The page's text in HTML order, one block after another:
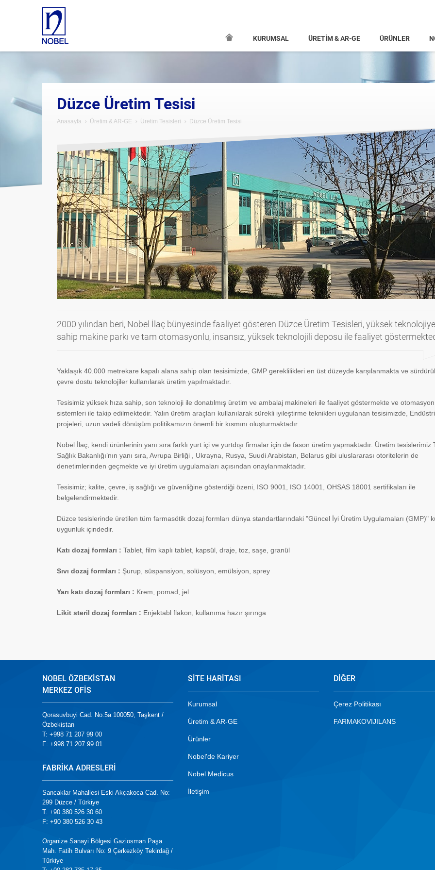
KURUMSAL ÜRETİM & AR-GE ÜRÜNLER
Düzce Üretim Tesisi
Anasayfa Üretim & AR-GE Üretim Tesisleri Düzce Üretim Tesisi
2000 yılından beri, Nobel İlaç bünyesinde faaliyet gösteren Düzce Üretim Tesisleri, yüksek teknolojiye
sahip makine parkı ve tam otomasyonlu, insansız, yüksek teknolojili deposu ile faaliyet
Yaklaşık 40.000 metrekare kapalı alana sahip olan tesisimizde, GMP gereklilikleri en üst düzeyde karşılanmakta ve
çevre dostu teknolojiler kullanılarak üretim yapılmaktadır.
Tesisimiz yüksek hıza sahip, son teknoloji ile donatılmış üretim ve ambalaj makineleri ile faaliyet göstermekte ve otomasyon
sistemleri ile takip edilmektedir. Yalın üretim araçları kullanılarak sürekli iyileştirme teknikleri uygulanan tesisimizde,
projeleri, uzun vadeli dönüşüm politikamızın önemli bir kısmını oluşturmaktadır.
Nobel İlaç, kendi ürünlerinin yanı sıra farklı yurt içi ve yurtdışı firmalar için de fason üretim yapmaktadır. Üretim tesislerimiz
Sağlık Bakanlığı’nın yanı sıra, Avrupa Birliği , Ukrayna, Rusya, Suudi Arabistan, Belarus gibi uluslararası otoritelerin de
denetimlerinden geçmekte ve iyi üretim uygulamaları açısından onaylanmaktadır.
Tesisimiz; kalite, çevre, iş sağlığı ve güvenliğine gösterdiği özeni, ISO 9001, ISO 14001, OHSAS 18001 sertifikaları ile
belgelendirmektedir.
Düzce tesislerinde üretilen tüm farmasötik dozaj formları dünya standartlarındaki "Güncel İyi Üretim Uygulamaları (GMP)"
uygunluk içindedir.
Katı dozaj formları : Tablet, film kaplı tablet, kapsül, draje, toz, saşe, granül
Sıvı dozaj formları : Şurup, süspansiyon, solüsyon, emülsiyon, sprey
Yarı katı dozaj formları : Krem, pomad, jel
Likit steril dozaj formları : Enjektabl flakon, kullanıma hazır şırınga
NOBEL ÖZBEKİSTAN
MERKEZ OFİS
Qorasuvbuyi Cad. No:5a 100050, Taşkent /
Özbekistan
T: +998 71 207 99 00
F: +998 71 207 99 01
FABRİKA ADRESLERİ
Sancaklar Mahallesi Eski Akçakoca Cad. No:
299 Düzce / Türkiye
T: +90 380 526 30 60
F: +90 380 526 30 43
Organize Sanayi Bölgesi Gaziosman Paşa
Mah. Fatih Bulvarı No: 9 Çerkezköy Tekirdağ /
Türkiye
SİTE HARİTASI
Kurumsal
Üretim & AR-GE
Ürünler
Nobel'de Kariyer
Nobel Medicus
İletişim
DİĞER
Çerez Politikası
FARMAKOVIJILANS